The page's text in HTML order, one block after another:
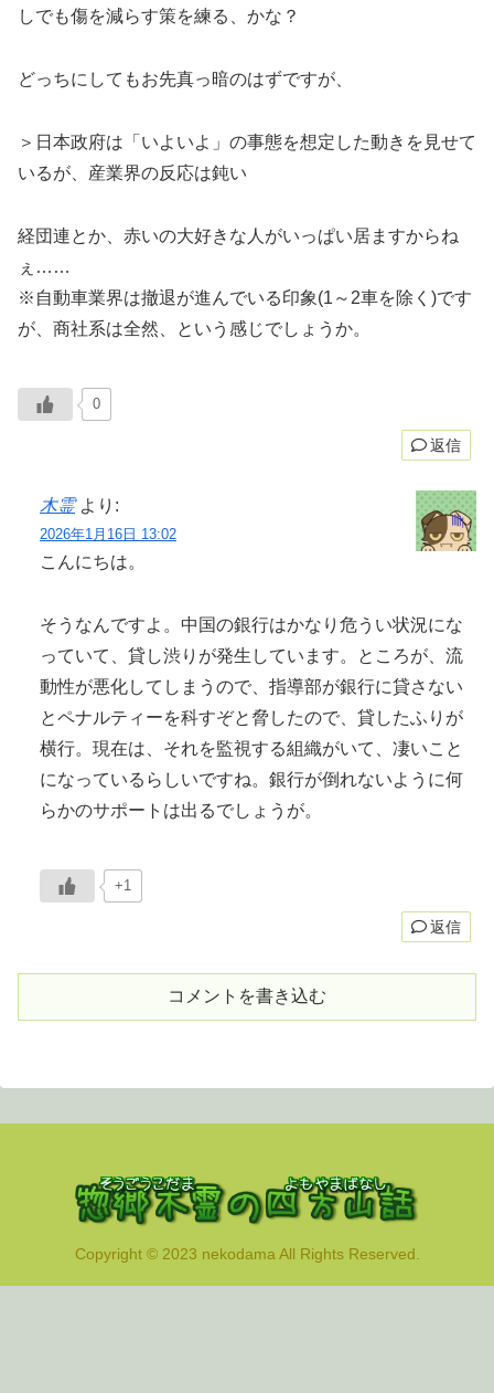
しでも傷を減らす策を練る、かな？
どっちにしてもお先真っ暗のはずですが、
＞日本政府は「いよいよ」の事態を想定した動きを見せて
いるが、産業界の反応は鈍い
経団連とか、赤いの大好きな人がいっぱい居ますからね
ぇ……
※自動車業界は撤退が進んでいる印象(1～2車を除く)です
が、商社系は全然、という感じでしょうか。
0
返信
木霊 より:
2026年1月16日 13:02
こんにちは。
そうなんですよ。中国の銀行はかなり危うい状況にな
っていて、貸し渋りが発生しています。ところが、流
動性が悪化してしまうので、指導部が銀行に貸さない
とペナルティーを科すぞと脅したので、貸したふりが
横行。現在は、それを監視する組織がいて、凄いこと
になっているらしいですね。銀行が倒れないように何
らかのサポートは出るでしょうが。
+1
返信
コメントを書き込む
Copyright © 2023 nekodama All Rights Reserved.